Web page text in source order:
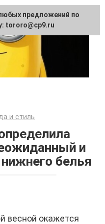
и стиль
и
белья
весной окажется
предложений по
tororo@cp9.ru